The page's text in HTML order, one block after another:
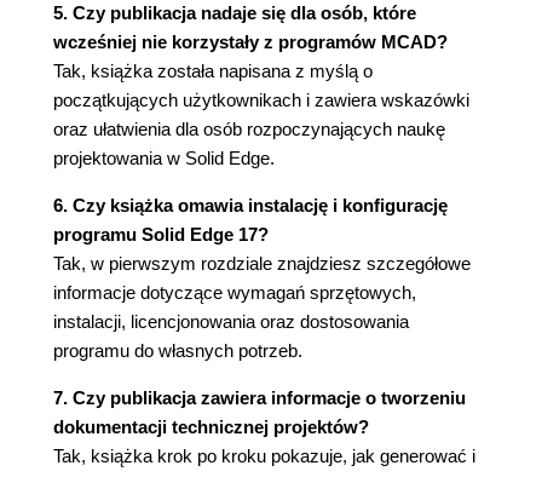
Modelowanie kubka - dokończenie.
Narzędzie QuickPick (111)
Wprowadzanie zmian w modelu - PathFinder i
edycja operacji (114)
Modelowanie kubka - analiza i uwagi
praktyczne (119)
Polecenia modelowania (122)
Trochę teorii (122)
Podstawowe polecenia modelowania (123)
Powielanie elementów (161)
Polecenia pomocnicze (175)
EdgeBar (176)
(185)
Pomiar właściwości fizycznych (186)
Właściwości dokumentu (187)
5. Czy publikacja nadaje się dla osób, które
wcześniej nie korzystały z programów MCAD?
Tak, książka została napisana z myślą o
początkujących użytkownikach i zawiera wskazówki
oraz ułatwienia dla osób rozpoczynających naukę
projektowania w Solid Edge.
6. Czy książka omawia instalację i konfigurację
programu Solid Edge 17?
Tak, w pierwszym rozdziale znajdziesz szczegółowe
informacje dotyczące wymagań sprzętowych,
instalacji, licencjonowania oraz dostosowania
programu do własnych potrzeb.
7. Czy publikacja zawiera informacje o tworzeniu
dokumentacji technicznej projektów?
Tak, książka krok po kroku pokazuje, jak generować i